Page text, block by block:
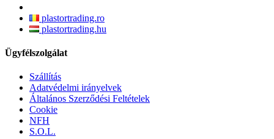
plastortrading.ro
plastortrading.hu
Ügyfélszolgálat
Szállítás
Adatvédelmi irányelvek
Általános Szerződési Feltételek
Cookie
NFH
S.O.L.